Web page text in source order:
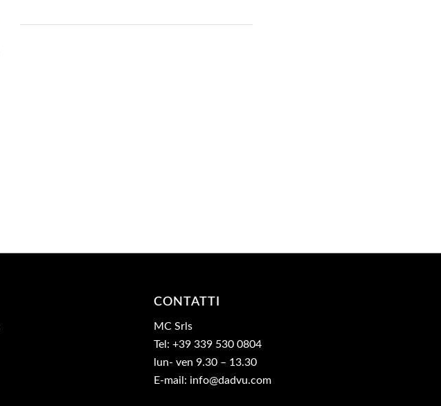
CONTATTI
MC Srls
Tel: +39 339 530 0804
lun- ven 9.30 – 13.30
E-mail: info@dadvu.com